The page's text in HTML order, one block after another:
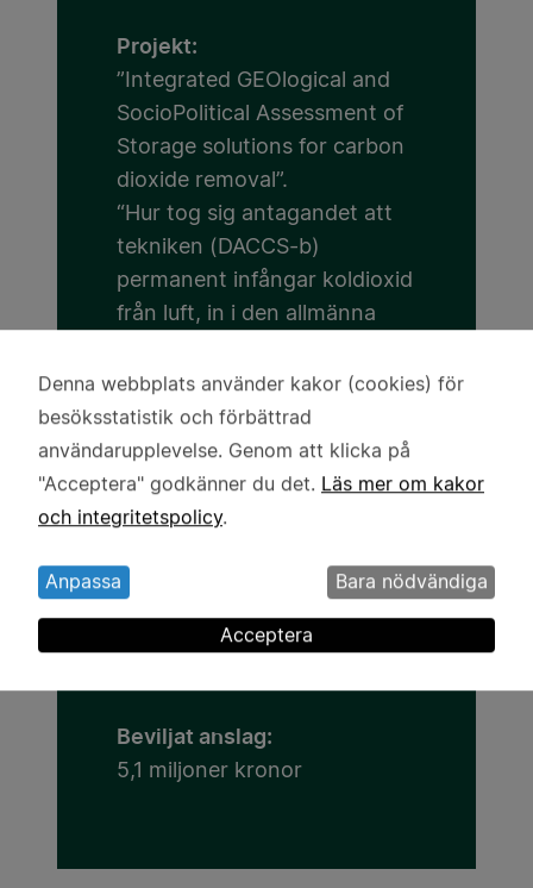
Projekt:
”Integrated GEOlogical and
SocioPolitical Assessment of
Storage solutions for carbon
dioxide removal”.
“Hur tog sig antagandet att
tekniken (DACCS-b)
permanent infångar koldioxid
från luft, in i den allmänna
Huvudsökande:
Medsökande:
Lunds universitet
Henner Busch
Lärosäte:
Beviljat anslag:
5,1 miljoner kronor
Användning
av
personuppgifter
och
kakor
Denna webbplats använder kakor (cookies) för
besöksstatistik och förbättrad
användarupplevelse. Genom att klicka på
"Acceptera" godkänner du det. Läs mer om kakor
och integritetspolicy.
Anpassa Bara nödvändiga
Acceptera